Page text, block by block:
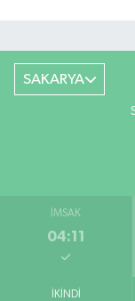
SAKARYA
İMSAK
04:11
İKINDI